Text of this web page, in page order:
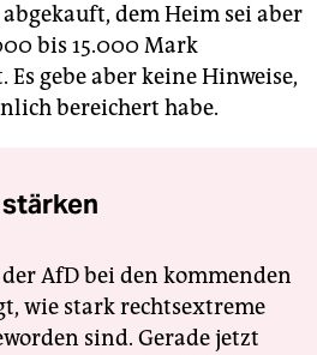
dem Heim sei aber
bis 15.000 Mark
gebe aber keine Hinweise,
bereichert habe.
AfD bei den kommenden
wie stark rechtsextreme
sind. Gerade jetzt